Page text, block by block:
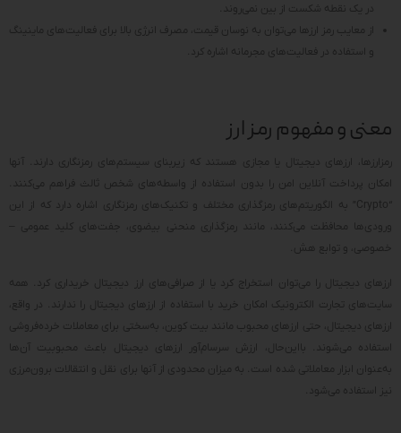
در یک نقطه شکست از بین نمی‌روند.
از معایب رمز ارزها می‌توان به نوسان قیمت، مصرف انرژی بالا برای فعالیت‌های ماینینگ
و استفاده در فعالیت‌های مجرمانه اشاره کرد.
معنی و مفهوم رمز ارز
رمزارزها، ارزهای دیجیتال یا مجازی هستند که زیربنای سیستم‌های رمزنگاری دارند. آنها
امکان پرداخت آنلاین امن را بدون استفاده از واسطه‌های شخص ثالث فراهم می‌کنند.
“Crypto” به الگوریتم‌های رمزگذاری مختلف و تکنیک‌های رمزنگاری اشاره دارد که از این
ورودی‌ها محافظت می‌کنند، مانند رمزگذاری منحنی بیضوی، جفت‌های کلید عمومی –
خصوصی، و توابع هش.
ارزهای دیجیتال را می‌توان استخراج کرد یا از صرافی‌های ارز دیجیتال خریداری کرد. همه
سایت‌های تجارت الکترونیک امکان خرید با استفاده از ارزهای دیجیتال را ندارند. در واقع،
ارزهای دیجیتال، حتی ارزهای محبوب مانند بیت کوین، به‌سختی برای معاملات خرده‌فروشی
استفاده می‌شوند. بااین‌حال، ارزش سرسام‌آور ارزهای دیجیتال باعث محبوبیت آن‌ها
به‌عنوان ابزار معاملاتی شده است. به میزان محدودی از آنها برای نقل و انتقالات برون‌مرزی
نیز استفاده می‌شود.